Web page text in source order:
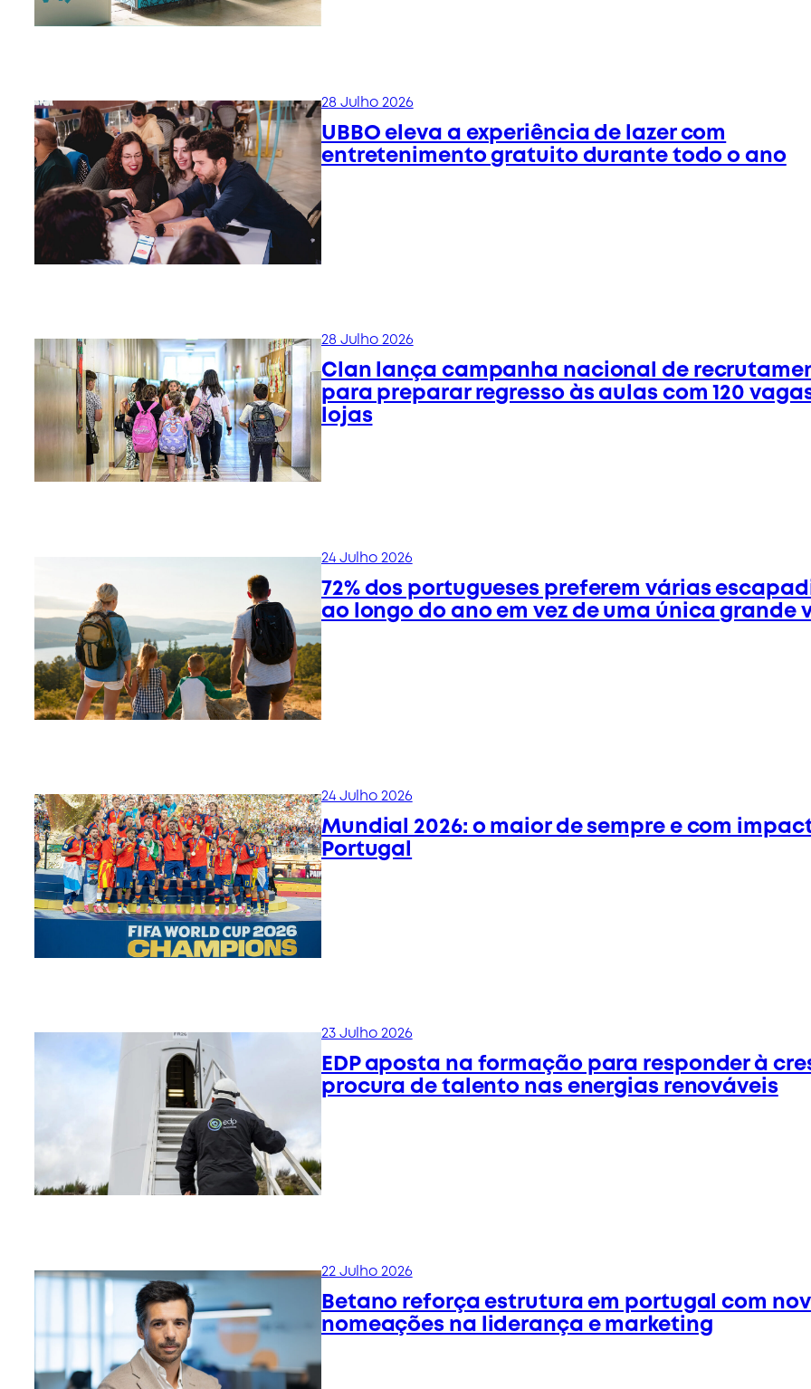
28 Julho 2026
UBBO eleva a experiência de lazer com
entretenimento gratuito durante todo o ano
28 Julho 2026
Clan lança campanha nacional de
para preparar regresso às aulas com 120
lojas
24 Julho 2026
72% dos portugueses preferem várias
ao longo do ano em vez de uma única grande
24 Julho 2026
Mundial 2026: o maior de sempre e com
Portugal
23 Julho 2026
EDP aposta na formação para responder à
procura de talento nas energias renováveis
22 Julho 2026
Betano reforça estrutura em portugal com
nomeações na liderança e marketing